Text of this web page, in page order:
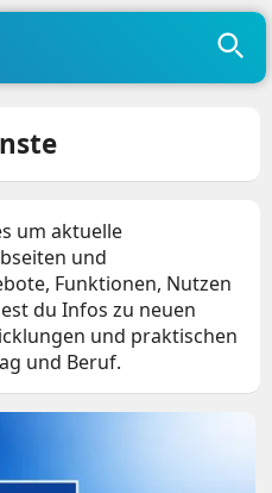
um aktuelle
und
Funktionen, Nutzen
du Infos zu neuen
und praktischen
und Beruf.